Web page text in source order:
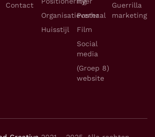
Contact
Organisatieverhaal
Huisstijl
Poster
Film
Social
media
(Groep 8)
website
Guerrilla
marketing